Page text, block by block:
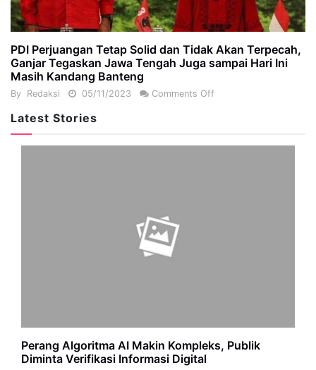
PDI Perjuangan Tetap Solid dan Tidak Akan Terpecah,
Ganjar Tegaskan Jawa Tengah Juga sampai Hari Ini
Masih Kandang Banteng
By Redaksi 05/11/2023 Comments Off
Latest Stories
Perang Algoritma AI Makin Kompleks, Publik
Diminta Verifikasi Informasi Digital